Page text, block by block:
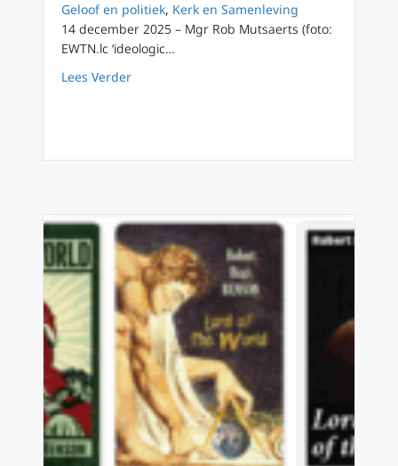
Geloof en politiek, Kerk en Samenleving
14 december 2025 – Mgr Rob Mutsaerts (foto:
EWTN.lc ‘ideologic…
Lees Verderabout Een land dat religie- en